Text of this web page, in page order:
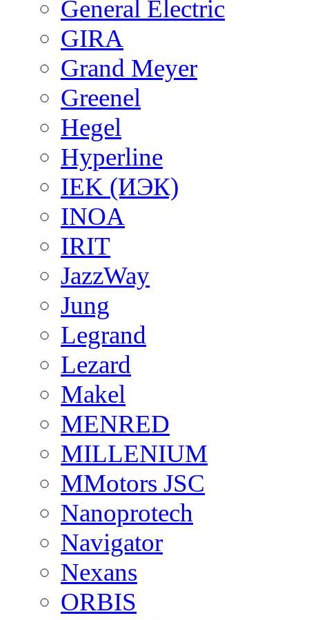
General Electric
GIRA
Grand Meyer
Greenel
Hegel
Hyperline
IEK (ИЭК)
INOA
IRIT
JazzWay
Jung
Legrand
Lezard
Makel
MENRED
MILLENIUM
MMotors JSC
Nanoprotech
Navigator
Nexans
ORBIS